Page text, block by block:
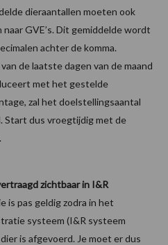
dieraantallen moeten ook
GVE’s. Dit gemiddelde wordt
achter de komma.
de laatste dagen van de maand
met het gestelde
zal het doelstellingsaantal
Start dus vroegtijdig met de
zichtbaar in I&R
is pas geldig zodra in het
systeem (I&R systeem
is afgevoerd. Je moet er dus